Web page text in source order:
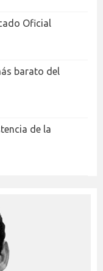
Oficial
barato del
de la